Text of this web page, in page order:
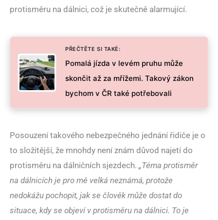
protisměru na dálnici, což je skutečně alarmující.
PŘEČTĚTE SI TAKÉ:
Pomalá jízda v levém pruhu může
skončit až za mřížemi. Takový zákon
bychom v ČR také potřebovali
Posouzení takového nebezpečného jednání řidiče je o
to složitější, že mnohdy není znám důvod najetí do
protisměru na dálničních sjezdech. „Téma protisměr
na dálnicích je pro mě velká neznámá, protože
nedokážu pochopit, jak se člověk může dostat do
situace, kdy se objeví v protisměru na dálnici. To je